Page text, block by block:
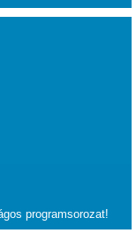
programsorozat!